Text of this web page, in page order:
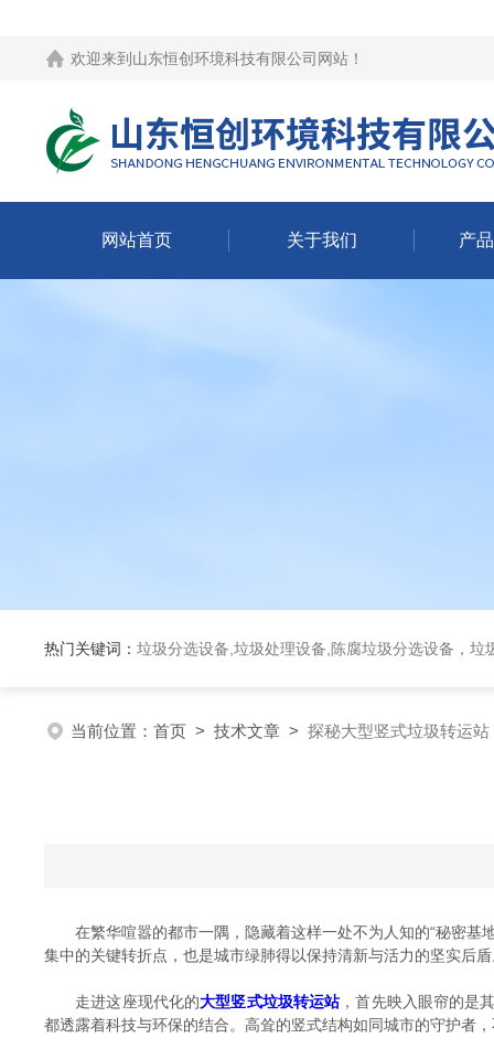
欢迎来到 山东恒创环境科技有限公司网站 ！
网站首页 关于我们 产
热门关键词： 垃圾分选设备,垃圾处理设备,陈腐垃圾分选设备，垃
当前位置： 首页 > 技术文章 > 探秘大型竖式垃圾转运站
在繁华喧嚣的都市一隅，隐藏着这样一处不为人知的“秘密基
集中的关键转折点，也是城市绿肺得以保持清新与活力的坚实后
走进这座现代化的大型竖式垃圾转运站，首先映入眼帘的是
都透露着科技与环保的结合。高耸的竖式结构如同城市的守护者